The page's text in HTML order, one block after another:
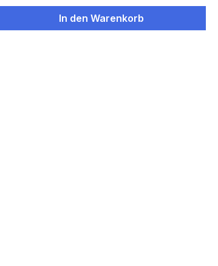
Gib den gewünschten Wert
In den Warenkorb